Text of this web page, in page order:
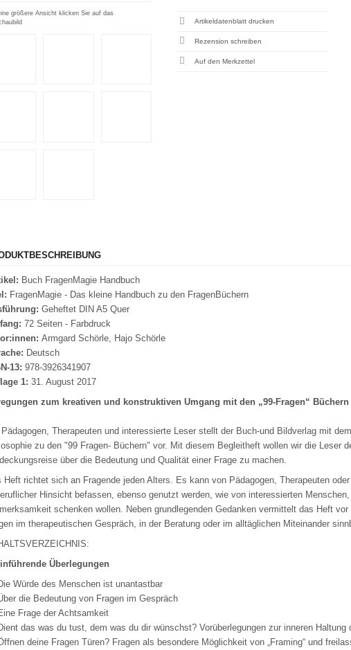
größere Ansicht klicken Sie auf das
Artikeldatenblatt drucken
Rezension schreiben
Buch FragenMagie Handbuch
FragenMagie - Das kleine Handbuch zu den FragenBüchern
Geheftet DIN A5 Quer
72 Seiten - Farbdruck
Armgard Schörle, Hajo Schörle
Deutsch
13: 978-3926341907
1: 31. August 2017
zum kreativen und konstruktiven Umgang mit den „99-Fragen“
Pädagogen, Therapeuten und interessierte Leser stellt der Buch-und Bildverlag mit
zu den "99 Fragen- Büchern" vor. Mit diesem Begleitheft wollen wir die Leser
über die Bedeutung und Qualität einer Frage zu machen.
Heft richtet sich an Fragende jeden Alters. Es kann von Pädagogen, Therapeuten
Hinsicht befassen, ebenso genutzt werden, wie von interessierten
schenken wollen. Neben grundlegenden Gedanken vermittelt das Heft
im therapeutischen Gespräch, in der Beratung oder im alltäglichen Miteinander
Überlegungen
Würde des Menschen ist unantastbar
die Bedeutung von Fragen im Gespräch
Frage der Achtsamkeit
das was du tust, dem was du dir wünschst? Vorüberlegungen zur inneren Haltung
deine Fragen Türen? Fragen als besondere Möglichkeit von „Framing“ und